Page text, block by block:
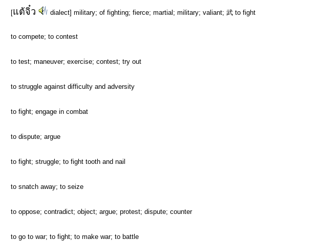
[แต้จิ๋ว dialect] military; of fighting; fierce; martial; military; valiant; 武 to fight
to compete; to contest
to test; maneuver; exercise; contest; try out
to struggle against difficulty and adversity
to fight; engage in combat
to dispute; argue
to fight; struggle; to fight tooth and nail
to snatch away; to seize
to oppose; contradict; object; argue; protest; dispute; counter
to go to war; to fight; to make war; to battle